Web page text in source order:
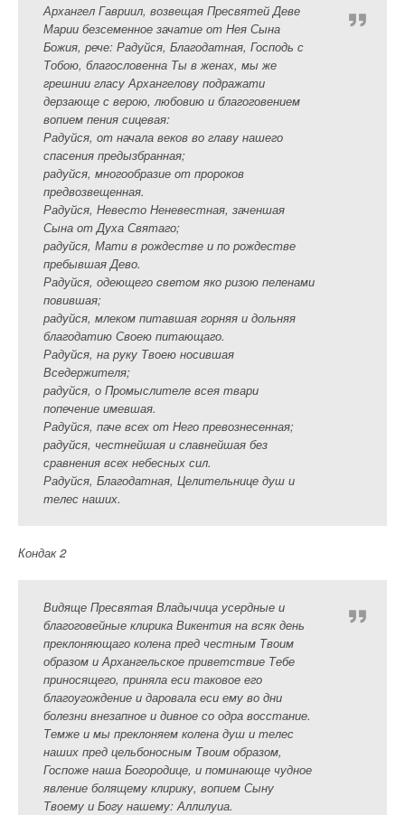
Архангел Гавриил, возвещая Пресвятей Деве
Марии безсеменное зачатие от Нея Сына
Божия, рече: Радуйся, Благодатная, Господь с
Тобою, благословенна Ты в женах, мы же
грешнии гласу Архангелову подражати
дерзающе с верою, любовию и благоговением
вопием пения сицевая:
Радуйся, от начала веков во главу нашего
спасения предызбранная;
радуйся, многообразие от пророков
предвозвещенная.
Радуйся, Невесто Неневестная, заченшая
Сына от Духа Святаго;
радуйся, Мати в рождестве и по рождестве
пребывшая Дево.
Радуйся, одеющего cвeтoм яко ризою пеленами
повившая;
радуйся, млеком питавшая горняя и дольняя
благодатию Своею питающаго.
Радуйся, на руку Твоею носившая
Вседержителя;
радуйся, о Промыслителе всея твари
попечение имевшая.
Радуйся, паче всех от Него превознесенная;
радуйся, честнейшая и славнейшая без
сравнения всех небесных сил.
Радуйся, Благодатная, Целительнице душ и
телес наших.
Кондак 2
Видяще Пресвятая Владычица усердные и
благоговейные клирика Викентия на всяк день
преклоняющаго колена пред честным Твоим
образом и Архангельское приветствие Тебе
приносящего, приняла еси таковое его
благоугождение и даровала еси ему во дни
болезни внезапное и дивное со одра восстание.
Темже и мы преклоняем колена душ и телес
наших пред цельбоносным Твоим образом,
Госпоже наша Богородице, и поминающе чудное
явление болящему клирику, вопием Сыну
Твоему и Богу нашему: Аллилуиа.